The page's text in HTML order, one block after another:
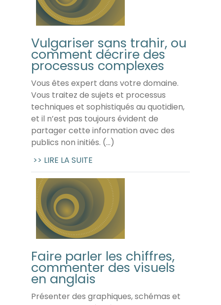
Vulgariser sans trahir, ou
comment décrire des
processus complexes
Vous êtes expert dans votre domaine.
Vous traitez de sujets et processus
techniques et sophistiqués au quotidien,
et il n’est pas toujours évident de
partager cette information avec des
publics non initiés. (...)
>> LIRE LA SUITE
Faire parler les chiffres,
commenter des visuels
en anglais
Présenter des graphiques, schémas et